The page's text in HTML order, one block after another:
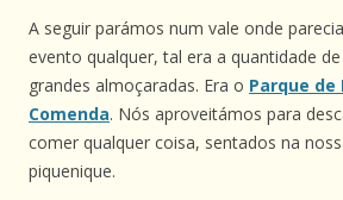
A seguir parámos num vale onde
evento qualquer, tal era a quantidade
grandes almoçaradas. Era o Parque de
Comenda. Nós aproveitámos para
comer qualquer coisa, sentados na
piquenique.